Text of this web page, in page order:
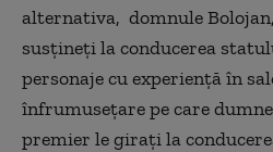
alternativa, domnule
susţineţi la conducerea
personaje cu experienţă în
înfrumuseţare pe care
premier le giraţi la